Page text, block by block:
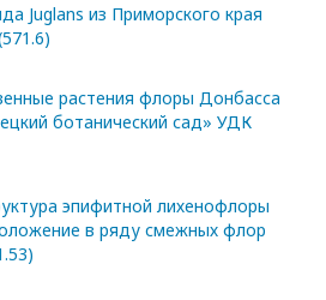
Juglans из Приморского края
растения флоры Донбасса
ботанический сад» УДК
эпифитной лихенофлоры
в ряду смежных флор